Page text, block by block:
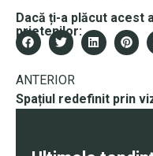
Dacă ți-a plăcut acest
prietenilor:
ANTERIOR